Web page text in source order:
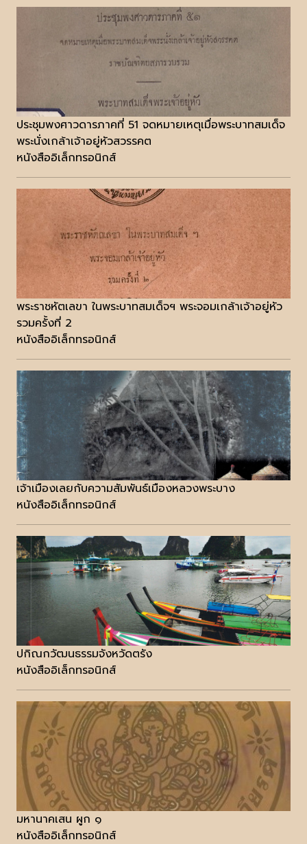
ประชุมพงศาวดารภาคที่ 51 จดหมายเหตุเมื่อพระบาทสมเด็จ
พระนั่งเกล้าเจ้าอยู่หัวสวรรคต
หนังสืออิเล็กทรอนิกส์
พระราชหัตเลขา ในพระบาทสมเด็จฯ พระจอมเกล้าเจ้าอยู่หัว
รวมครั้งที่ 2
หนังสืออิเล็กทรอนิกส์
เจ้าเมืองเลยกับความสัมพันธ์เมืองหลวงพระบาง
หนังสืออิเล็กทรอนิกส์
ปกิณกวัฒนธรรมจังหวัดตรัง
หนังสืออิเล็กทรอนิกส์
มหานาคเสน ผูก ๑
หนังสืออิเล็กทรอนิกส์